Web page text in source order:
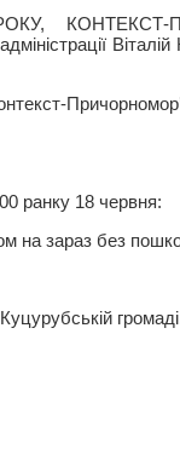
КОНТЕКСТ-
ранку 18 червня:
на зараз без
Куцурубській